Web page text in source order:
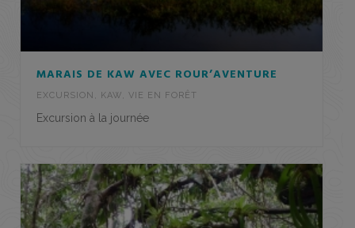
MARAIS DE KAW AVEC ROUR’AVENTURE
EXCURSION , KAW, VIE EN FORÊT
Excursion à la journée